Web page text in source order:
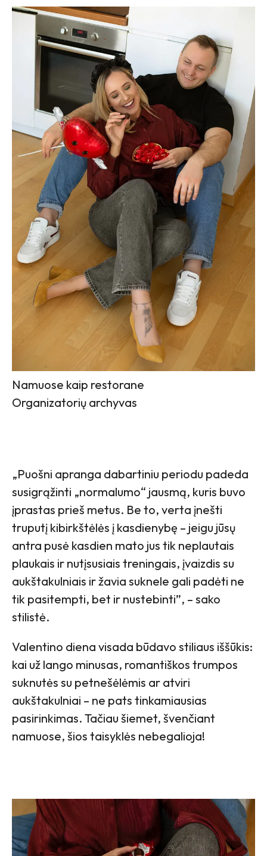
Namuose kaip restorane
Organizatorių archyvas
„Puošni apranga dabartiniu periodu padeda
susigrąžinti „normalumo“ jausmą, kuris buvo
įprastas prieš metus. Be to, verta įnešti
truputį kibirkštėlės į kasdienybę – jeigu jūsų
antra pusė kasdien mato jus tik neplautais
plaukais ir nutįsusiais treningais, įvaizdis su
aukštakulniais ir žavia suknele gali padėti ne
tik pasitempti, bet ir nustebinti”, – sako
stilistė.
Valentino diena visada būdavo stiliaus iššūkis:
kai už lango minusas, romantiškos trumpos
suknutės su petnešėlėmis ar atviri
aukštakulniai – ne pats tinkamiausias
pasirinkimas. Tačiau šiemet, švenčiant
namuose, šios taisyklės nebegalioja!